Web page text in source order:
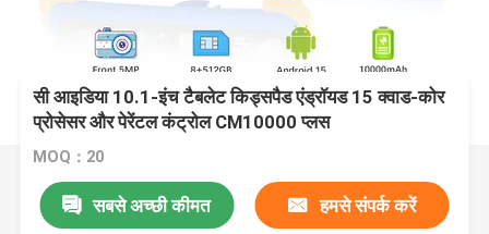
सी आइडिया 10.1-इंच टैबलेट किड्सपैड एंड्रॉयड 15 क्वाड-कोर
प्रोसेसर और पेरेंटल कंट्रोल CM10000 प्लस
MOQ：20
सबसे अच्छी कीमत हमसे संपर्क करें